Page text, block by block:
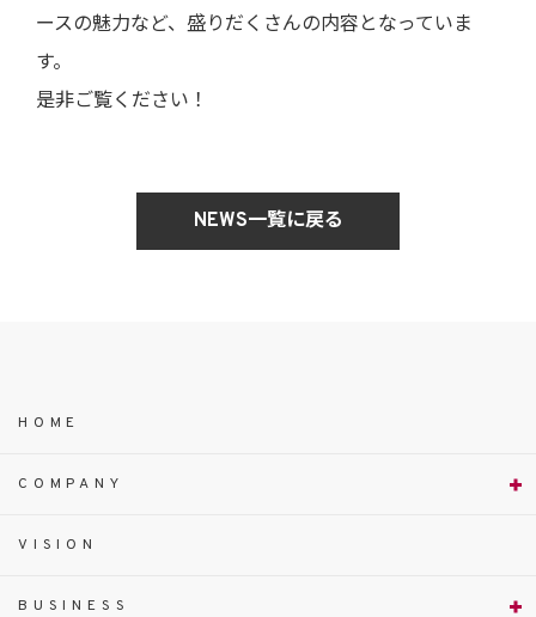
ースの魅力など、盛りだくさんの内容となっていま
す。
是非ご覧ください！
NEWS一覧に戻る
HOME
COMPANY
VISION
BUSINESS